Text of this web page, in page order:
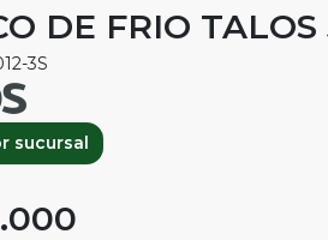
DE FRIO
3S
sucursal